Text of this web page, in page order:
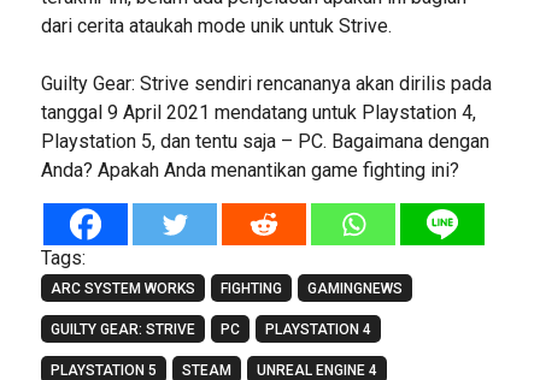
dari cerita ataukah mode unik untuk Strive.
Guilty Gear: Strive sendiri rencananya akan dirilis pada
tanggal 9 April 2021 mendatang untuk Playstation 4,
Playstation 5, dan tentu saja – PC. Bagaimana dengan
Anda? Apakah Anda menantikan game fighting ini?
Tags:
ARC SYSTEM WORKS FIGHTING GAMINGNEWS
GUILTY GEAR: STRIVE PC PLAYSTATION 4
PLAYSTATION 5 STEAM UNREAL ENGINE 4